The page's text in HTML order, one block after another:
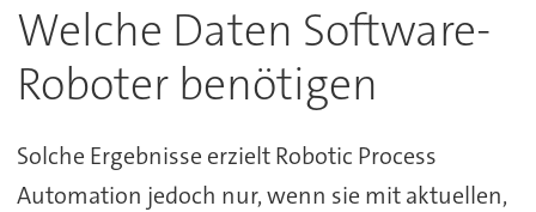
Welche Daten Software-
Roboter benötigen
Solche Ergebnisse erzielt Robotic Process
Automation jedoch nur, wenn sie mit aktuellen,